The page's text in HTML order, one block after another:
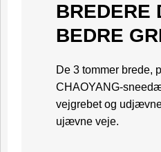
BEDRE
De 3 tommer brede,
CHAOYANG-
vejgrebet og
ujævne veje.